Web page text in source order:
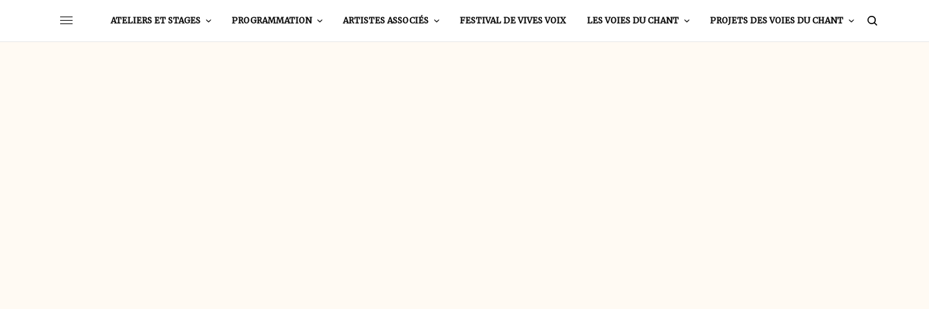
ATELIERS ET STAGES PROGRAMMATION ARTISTES ASSOCIÉS FESTIVAL DE VIVES VOIX LES VOIES DU CHANT PROJETS DES VOIES DU CHANT